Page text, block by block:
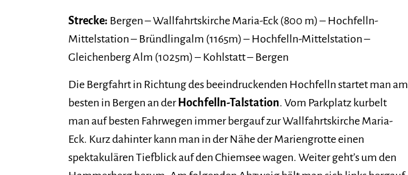
Strecke: Bergen – Wallfahrtskirche Maria-Eck (800 m) – Hochfelln-
Mittelstation – Bründlingalm (1165m) – Hochfelln-Mittelstation –
Gleichenberg Alm (1025m) – Kohlstatt – Bergen
Die Bergfahrt in Richtung des beeindruckenden Hochfelln startet man am
besten in Bergen an derHochfelln-Talstation. Vom Parkplatz kurbelt
man auf besten Fahrwegen immer bergauf zur Wallfahrtskirche Maria-
Eck. Kurz dahinter kann man in der Nähe der Mariengrotte einen
spektakulären Tiefblick auf den Chiemsee wagen. Weiter geht’s um den